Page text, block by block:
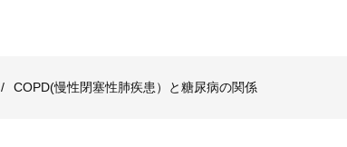
/ COPD(慢性閉塞性肺疾患）と糖尿病の関係